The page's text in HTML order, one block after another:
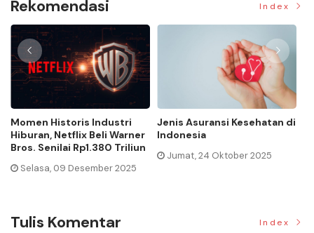
Rekomendasi Index
Momen Historis Industri
Hiburan, Netflix Beli Warner
Bros. Senilai Rp1.380 Triliun
Selasa, 09 Desember 2025
Jenis Asuransi Kesehatan di
Indonesia
Jumat, 24 Oktober 2025
Tulis Komentar Index